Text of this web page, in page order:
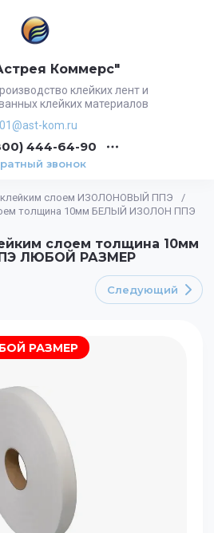
Коммерс"
клейких лент и
клейких материалов
kom.ru
444-64-90
звонок
клейким слоем ИЗОЛОНОВЫЙ ППЭ
/
толщина 10мм БЕЛЫЙ ИЗОЛОН ППЭ
слоем толщина 10мм
ЛЮБОЙ РАЗМЕР
Следующий
РАЗМЕР